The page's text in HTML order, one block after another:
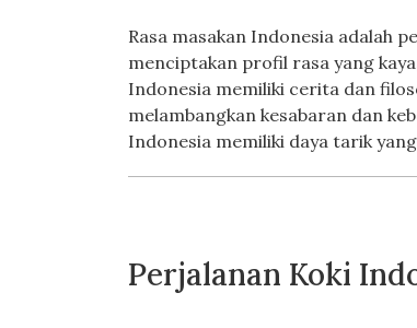
Rasa masakan Indonesia adalah
menciptakan profil rasa yang
Indonesia memiliki cerita dan
melambangkan kesabaran dan
Indonesia memiliki daya tarik
Perjalanan Koki